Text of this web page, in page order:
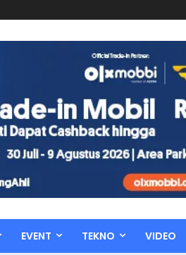
EVENT TEKNO VIDEO